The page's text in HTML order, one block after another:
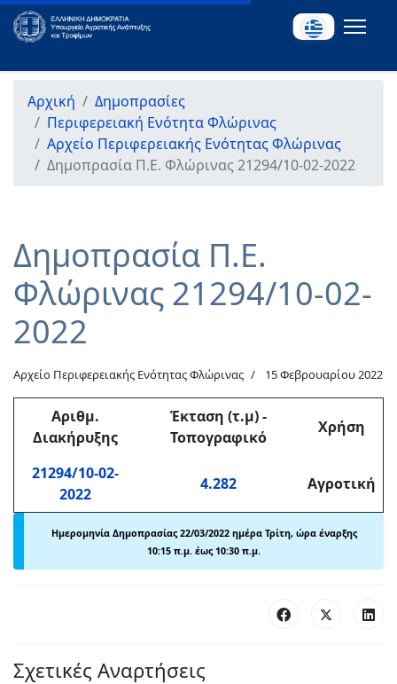
Αρχική
Δημοπρασίες
Περιφερειακή Ενότητα Φλώρινας
Αρχείο Περιφερειακής Ενότητας Φλώρινας
Δημοπρασία Π.Ε. Φλώρινας 21294/10-02-2022
Δημοπρασία Π.Ε.
Φλώρινας 21294/10-02-
2022
Αρχείο Περιφερειακής Ενότητας Φλώρινας 15 Φεβρουαρίου 2022
Αριθμ.
Διακήρυξης
Έκταση (τ.μ)-
Τοπογραφικό
Χρήση
21294/10-02-
2022
4.282 Αγροτική
Ημερομηνία Δημοπρασίας 22/03/2022 ημέρα Τρίτη, ώρα έναρξης
10:15 π.μ. έως 10:30 π.μ.
Σχετικές Αναρτήσεις